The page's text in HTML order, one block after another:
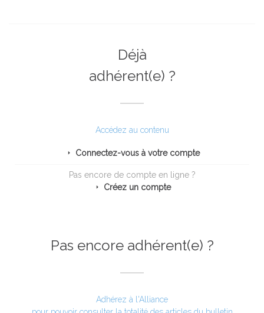
Déjà
adhérent(e) ?
Accédez au contenu
Connectez-vous à votre compte
Pas encore de compte en ligne ?
Créez un compte
Pas encore adhérent(e) ?
Adhérez à l'Alliance